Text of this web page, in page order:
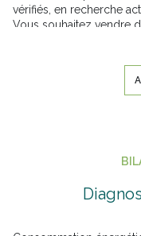
vérifiés, en recherche
Vous souhaitez vendre
une relation de
Un projet, une question,
Les informations sur
sont disponibles sur le